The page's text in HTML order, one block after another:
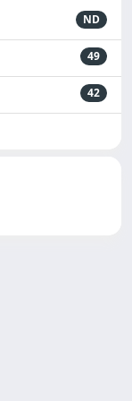
ND
49
42